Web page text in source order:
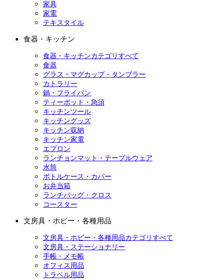
家具
家電
テキスタイル
食器・キッチン
食器・キッチンカテゴリすべて
食器
グラス・マグカップ・タンブラー
カトラリー
鍋・フライパン
ティーポット・急須
キッチンツール
キッチングッズ
キッチン収納
キッチン家電
エプロン
ランチョンマット・テーブルウェア
水筒
ボトルケース・カバー
お弁当箱
ランチバッグ・クロス
コースター
文房具・ホビー・各種用品
文房具・ホビー・各種用品カテゴリすべて
文房具・ステーショナリー
手帳・メモ帳
オフィス用品
トラベル用品